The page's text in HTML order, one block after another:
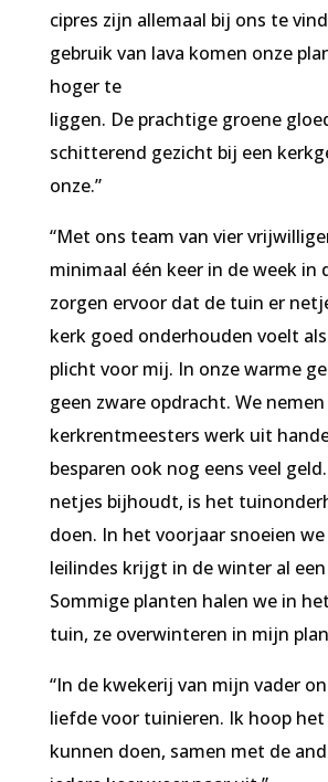
cipres zijn allemaal bij ons te
gebruik van lava komen onze
hoger te
liggen. De prachtige groene
schitterend gezicht bij een
onze.”
“Met ons team van vier
minimaal één keer in de week in
zorgen ervoor dat de tuin er
kerk goed onderhouden voelt
plicht voor mij. In onze warme
geen zware opdracht. We
kerkrentmeesters werk uit
besparen ook nog eens veel
netjes bijhoudt, is het
doen. In het voorjaar snoeien we
leilindes krijgt in de winter al
Sommige planten halen we in
tuin, ze overwinteren in mijn
“In de kwekerij van mijn vader
liefde voor tuinieren. Ik hoop
kunnen doen, samen met de